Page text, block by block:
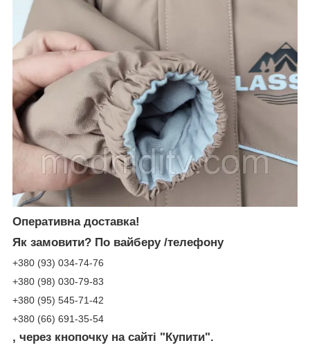
Оперативна доставка!
Як замовити? По вайберу /телефону
+380 (93) 034-74-76
+380 (98) 030-79-83
+380 (95) 545-71-42
+380 (66) 691-35-54
, через кнопочку на сайті "Купити".